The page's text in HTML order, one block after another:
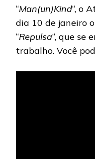
“Man(un)Kind“, o
dia 10 de janeiro
“Repulsa“, que se
trabalho. Você